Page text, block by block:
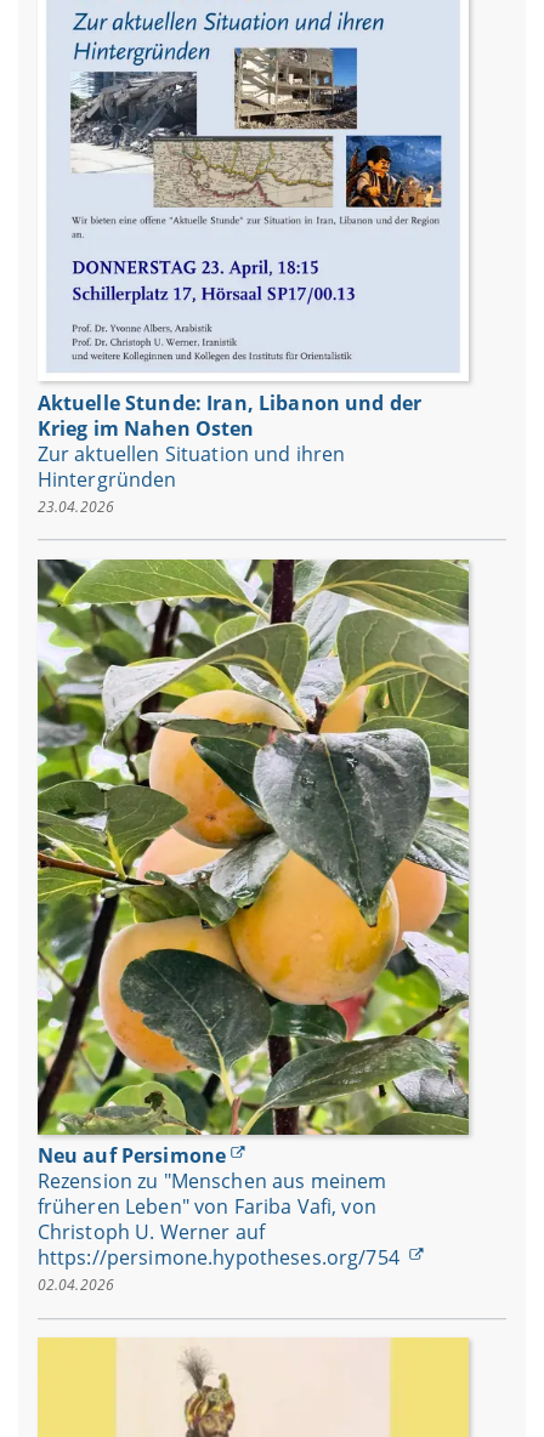
Aktuelle Stunde: Iran, Libanon und der
Krieg im Nahen Osten
Zur aktuellen Situation und ihren
Hintergründen
23.04.2026
Neu auf Persimone
Rezension zu "Menschen aus meinem
früheren Leben" von Fariba Vafi, von
Christoph U. Werner auf
https://persimone.hypotheses.org/754
02.04.2026